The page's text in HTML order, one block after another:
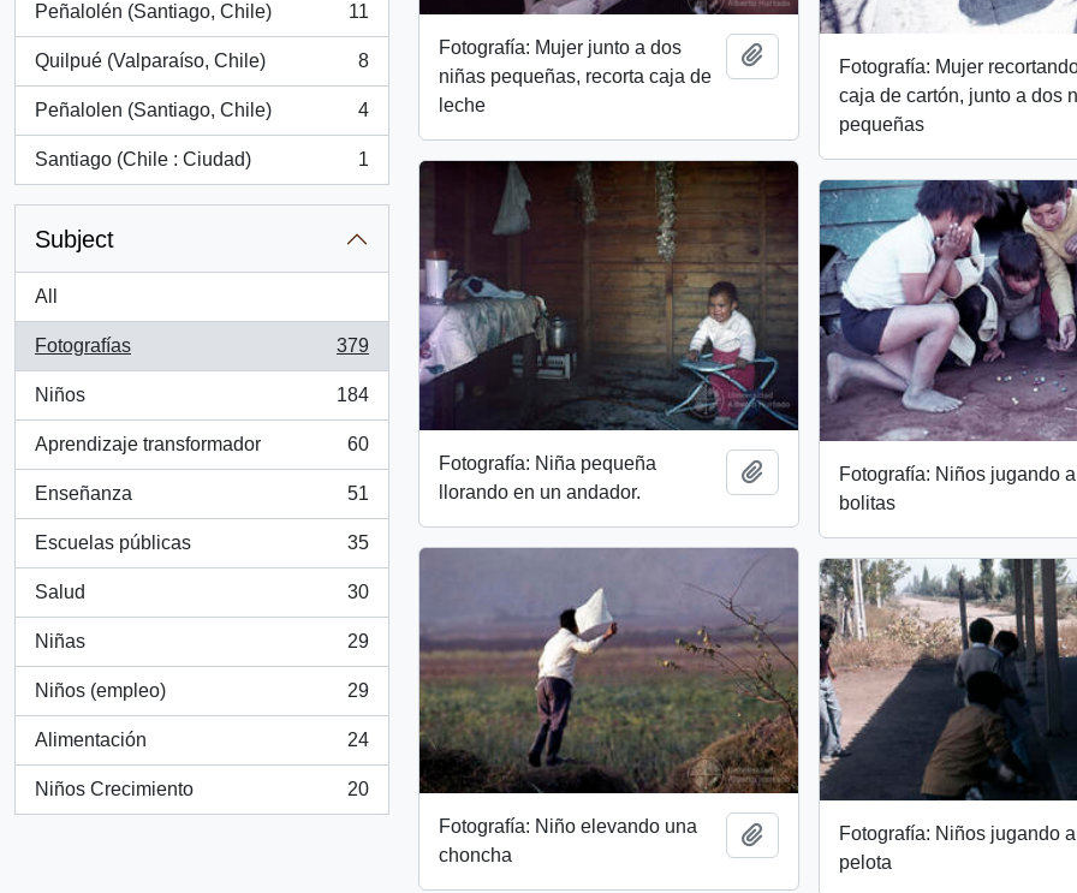
Peñalolén (Santiago, Chile)
, 11 results
11
Quilpué (Valparaíso, Chile)
, 8 results
8
Peñalolen (Santiago, Chile)
, 4 results
4
Santiago (Chile : Ciudad)
, 1 results
1
Subject
All
Fotografías
, 379 results
379
Niños
, 184 results
184
Aprendizaje transformador
, 60 results
60
Enseñanza
, 51 results
51
Escuelas públicas
, 35 results
35
Salud
, 30 results
30
Niñas
, 29 results
29
Niños (empleo)
, 29 results
29
Alimentación
, 24 results
24
Niños Crecimiento
, 20 results
20
Fotografía: Mujer junto a dos
niñas pequeñas, recorta caja de
leche
Add to clipboard
Fotografía: Mujer
caja de cartón, junto a dos
pequeñas
Fotografía: Niña pequeña
llorando en un andador.
Add to clipboardFotografía: Niños jugando
bolitas
Fotografía: Niño elevando una
choncha
Add to clipboardFotografía: Niños jugando
pelota